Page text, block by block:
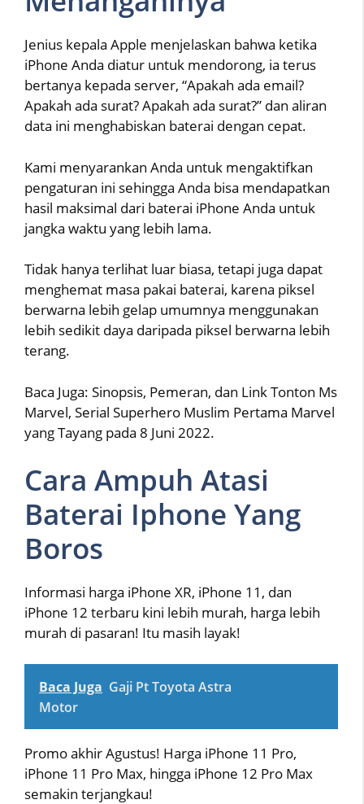
Jenius kepala Apple menjelaskan bahwa ketika
iPhone Anda diatur untuk mendorong, ia terus
bertanya kepada server, “Apakah ada email?
Apakah ada surat? Apakah ada surat?” dan aliran
data ini menghabiskan baterai dengan cepat.
Kami menyarankan Anda untuk mengaktifkan
pengaturan ini sehingga Anda bisa mendapatkan
hasil maksimal dari baterai iPhone Anda untuk
jangka waktu yang lebih lama.
Tidak hanya terlihat luar biasa, tetapi juga dapat
menghemat masa pakai baterai, karena piksel
berwarna lebih gelap umumnya menggunakan
lebih sedikit daya daripada piksel berwarna lebih
terang.
Baca Juga: Sinopsis, Pemeran, dan Link Tonton Ms
Marvel, Serial Superhero Muslim Pertama Marvel
yang Tayang pada 8 Juni 2022.
Cara Ampuh Atasi
Baterai Iphone Yang
Boros
Informasi harga iPhone XR, iPhone 11, dan
iPhone 12 terbaru kini lebih murah, harga lebih
murah di pasaran! Itu masih layak!
Baca Juga Gaji Pt Toyota Astra
Motor
Promo akhir Agustus! Harga iPhone 11 Pro,
iPhone 11 Pro Max, hingga iPhone 12 Pro Max
semakin terjangkau!